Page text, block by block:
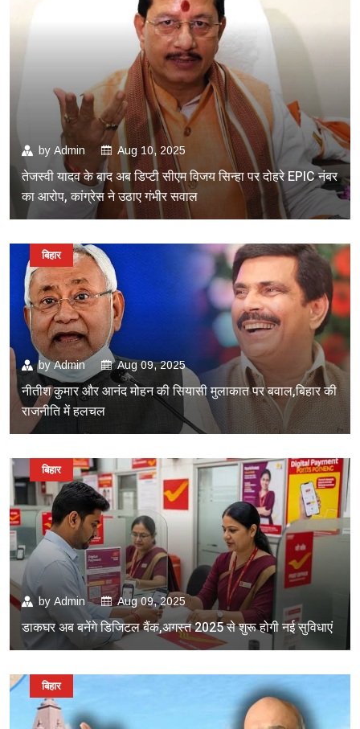
by Admin Aug 10, 2025
तेजस्वी यादव के बाद अब डिप्टी सीएम विजय सिन्हा पर दोहरे EPIC नंबर
का आरोप, कांग्रेस ने उठाए गंभीर सवाल
byAdmin Aug 09, 2025
नीतीश कुमार और आनंद मोहन की सियासी मुलाकात पर बवाल,बिहार की
राजनीति में हलचल
बिहार
by Admin Aug 09, 2025
डाकघर अब बनेंगे डिजिटल बैंक,अगस्त 2025 से शुरू होगी नई सुविधाएं
बिहार
बिहार